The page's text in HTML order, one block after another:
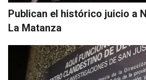
Publican el histórico juicio a
La Matanza